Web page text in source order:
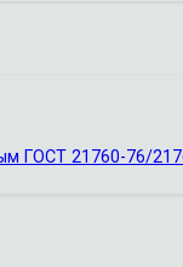
ГОСТ 21760-76/